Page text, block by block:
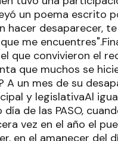
un poema escrito
hacer desaparecer,
me
que convivieron el
que muchos se
un mes de su
y legislativaAl
de las PASO,
vez en el año el
en el amanecer del